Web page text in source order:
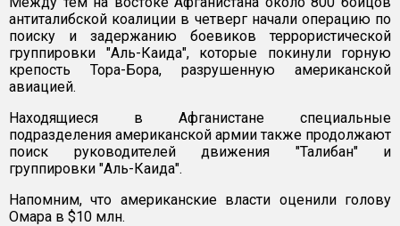
антиталибской коалиции в четверг начали операцию по
поиску и задержанию боевиков террористической
группировки "Аль-Каида", которые покинули горную
крепость Тора-Бора, разрушенную американской
авиацией.
Находящиеся в Афганистане специальные
подразделения американской армии также продолжают
поиск руководителей движения "Талибан" и
группировки "Аль-Каида".
Напомним, что американские власти оценили голову
Омара в $10 млн.